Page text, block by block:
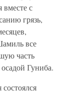
вместе с
грязь,
все
часть
Гуниба.